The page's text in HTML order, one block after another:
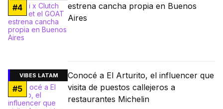
#4
estrena cancha propia en Buenos
Aires
VIBES LATAM
#5
Conocé a El Arturito, el influencer que
visita de puestos callejeros a
restaurantes Michelin